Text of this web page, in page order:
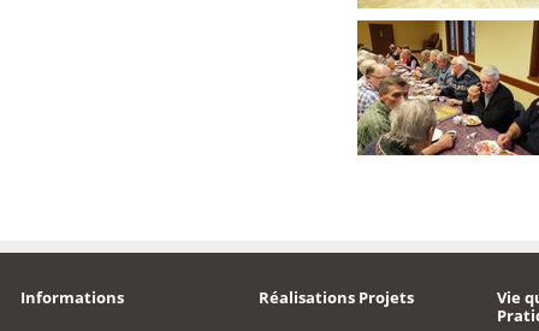
Informations Réalisations Projets
Vie